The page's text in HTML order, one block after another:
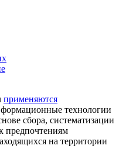
применяются
технологии
сбора, систематизации
предпочтениям
на территории